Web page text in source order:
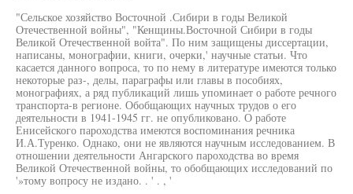
"Сельское хозяйство Восточной .Сибири в годы Великой
Отечественной войны", "Кенщины.Восточной Сибири в годы
Великой Отечественной войта". По ним защищены диссертации,
написаны, монографии, книги, очерки,' научные статьи. Что
касается данного вопроса, то по нему в литературе имеются только
некоторые раз-, делы, параграфы или главы в пособиях,
монографиях, а ряд публикаций лишь упоминает о работе речного
транспорта-в регионе. Обобщающих научных трудов о его
деятельности в 1941-1945 гг. не опубликовано. О работе
Енисейского пароходства имеются воспоминания речника
И.А.Туренко. Однако, они не являются научным исследованием. В
отношении деятельности Ангарского пароходства во время
Великой Отечественной войны, то обобщающих исследований по
'»тому вопросу не издано. . ' . , '